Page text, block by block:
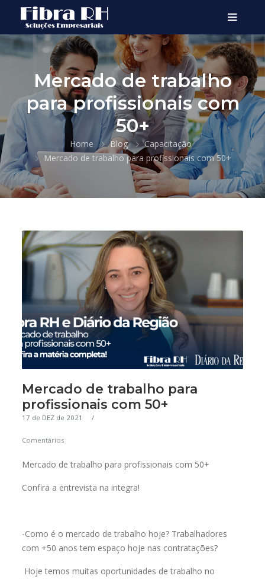
Mercado de trabalho
para profissionais com
50+
Home Blog
Capacitação
Mercado de trabalho para profissionais com 50+
Mercado de trabalho para
profissionais com 50+
17 de DEZ de 2021
Comentários
Mercado de trabalho para profissionais com 50+
Confira a entrevista na integra!
-Como é o mercado de trabalho hoje? Trabalhadores
com +50 anos tem espaço hoje nas contratações?
Hoje temos muitas oportunidades de trabalho no